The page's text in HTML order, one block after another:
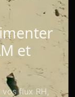
et
flux RH,